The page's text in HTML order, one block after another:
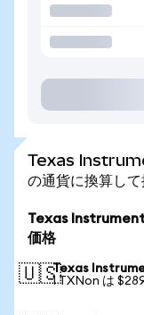
Texas
の通貨に換算し
Texas
価格
🇺🇸Texas
1 TXNon は